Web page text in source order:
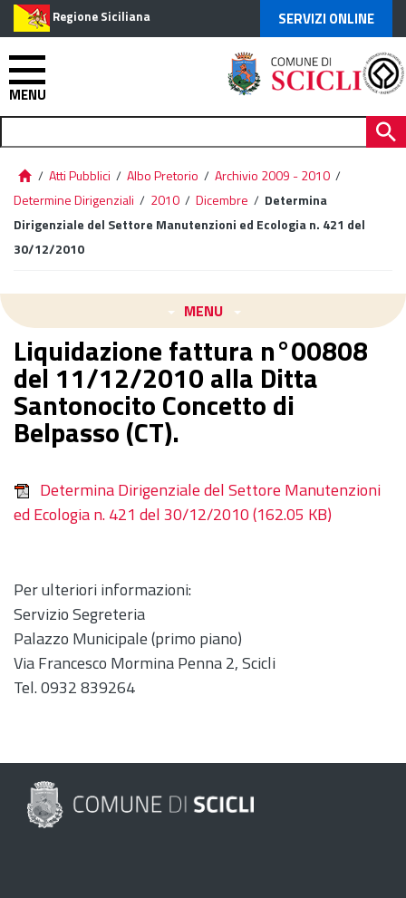
Regione Siciliana SERVIZI ONLINE
MENU
/ Atti Pubblici / Albo Pretorio / Archivio 2009 - 2010 /
Determine Dirigenziali / 2010 / Dicembre / Determina
Dirigenziale del Settore Manutenzioni ed Ecologia n. 421 del
30/12/2010
MENU
Liquidazione fattura n°00808
del 11/12/2010 alla Ditta
Santonocito Concetto di
Belpasso (CT).
Determina Dirigenziale del Settore Manutenzioni
ed Ecologia n. 421 del 30/12/2010(162.05 KB)
Per ulteriori informazioni:
Servizio Segreteria
Palazzo Municipale (primo piano)
Via Francesco Mormina Penna 2, Scicli
Tel. 0932 839264